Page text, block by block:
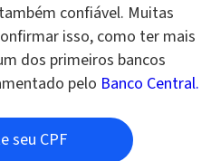
confiável. Muitas
isso, como ter mais
dos primeiros bancos
pelo Banco Central.
seu CPF